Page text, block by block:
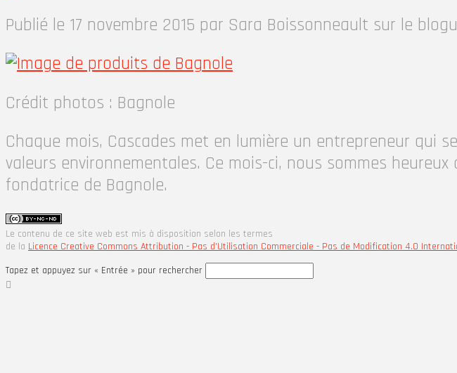
Publié le 17 novembre 2015 par Sara Boissonneault sur le
Crédit photos : Bagnole
Chaque mois, Cascades met en lumière un entrepreneur qui
valeurs environnementales. Ce mois-ci, nous sommes
fondatrice de Bagnole.
Le contenu de ce site web est mis à disposition selon les termes
de la Licence Creative Commons Attribution - Pas d'Utilisation Commerciale - Pas de Modification 4.0
Tapez et appuyez sur « Entrée » pour rechercher